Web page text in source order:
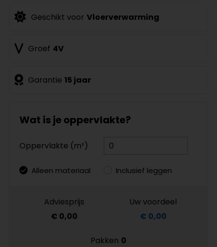
Geschikt voor Vloerverwarming
Groef 4V
Garantie 15 jaar
Wat is je oppervlakte?
Oppervlakte (m²)
Alleen materiaal Inclusief leggen
Adviesprijs
€ 0,00
Uw voordeel
€ 0,00
Pakken 0